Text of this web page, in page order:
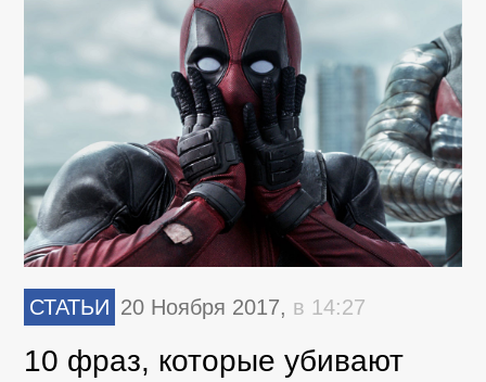
СТАТЬИ 20 Ноября 2017, в 14:27
10 фраз, которые убивают